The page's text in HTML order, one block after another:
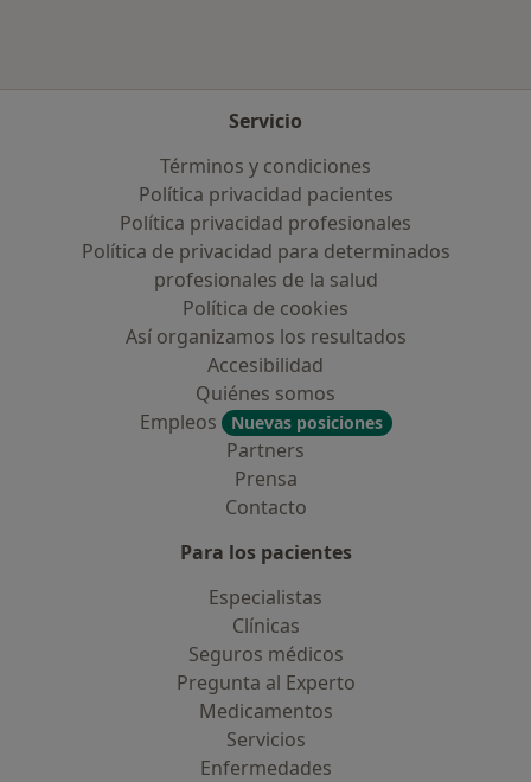
Servicio
Términos y condiciones
Política privacidad pacientes
Política privacidad profesionales
Política de privacidad para determinados
profesionales de la salud
Política de cookies
Así organizamos los resultados
Accesibilidad
Quiénes somos
Empleos
Nuevas posiciones
Partners
Prensa
Contacto
Para los pacientes
Especialistas
Clínicas
Seguros médicos
Pregunta al Experto
Medicamentos
Servicios
Enfermedades